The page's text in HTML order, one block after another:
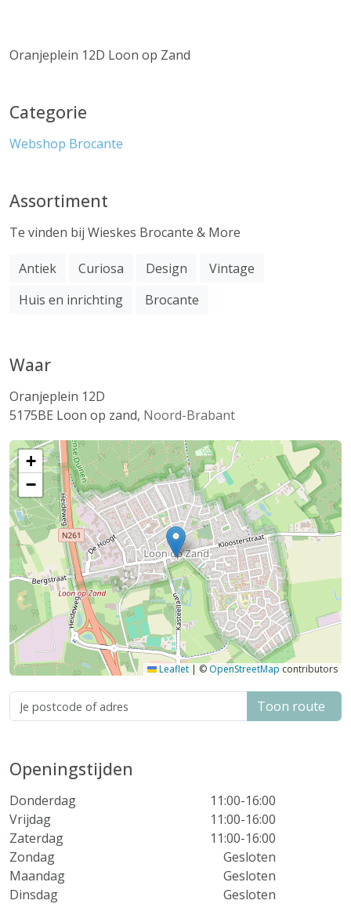
Oranjeplein 12D Loon op Zand
Categorie
Webshop Brocante
Assortiment
Te vinden bij Wieskes Brocante & More
Antiek Curiosa Design
Vintage
Huis en inrichting
Brocante
Waar
Oranjeplein 12D
5175BE Loon op zand, Noord-Brabant
+
−
Leaflet | © OpenStreetMap contributors
Toon route
Openingstijden
Donderdag
11:00-16:00
Vrijdag
11:00-16:00
Zaterdag
11:00-16:00
Zondag
Gesloten
Maandag
Gesloten
Dinsdag
Gesloten